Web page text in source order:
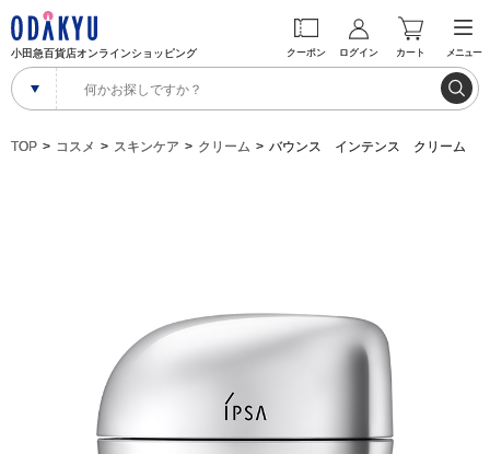
小田急百貨店オンラインショッピング クーポン ログイン カート メニュー
TOP コスメ スキンケア クリーム バウンス インテンス クリーム